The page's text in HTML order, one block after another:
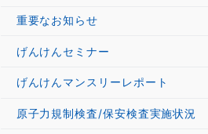
重要なお知らせ
げんけんセミナー
げんけんマンスリーレポート
原子力規制検査/保安検査実施状況